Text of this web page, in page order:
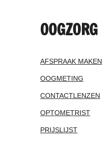
OOGZORG
AFSPRAAK MAKEN
OOGMETING
CONTACTLENZEN
OPTOMETRIST
PRIJSLIJST